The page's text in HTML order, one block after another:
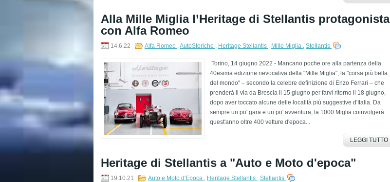
Alla Mille Miglia l’Heritage di Stellantis protagonista
con Alfa Romeo
14.6.22 Alfa Romeo AutoStoriche Heritage Stellantis Mille Miglia Stellantis
Torino, 14 giugno 2022 - Mancano poche ore alla partenza della
40esima edizione rievocativa della "Mille Miglia", la "corsa più bella
del mondo" – secondo la celebre definizione di Enzo Ferrari – che
prenderà il via da Brescia il 15 giugno per farvi ritorno il 18 giugno,
dopo aver toccato alcune delle località più suggestive d'Italia. Da
sempre un po' gara e un po' avventura, la 1000 Miglia coinvolgerà
quest'anno oltre 400 vetture d'epoca...
LEGGI TUTTO
Heritage di Stellantis a "Auto e Moto d'epoca"
19.10.21 Auto e Moto d'Epoca Heritage Stellantis Stellantis